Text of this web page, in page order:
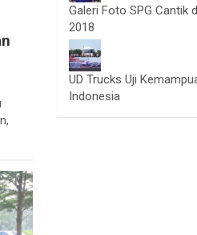
Galeri Foto SPG Cantik
2018
UD Trucks Uji
Indonesia